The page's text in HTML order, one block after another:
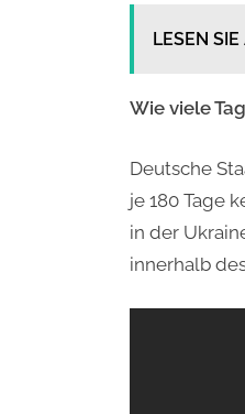
LESEN
Wie viele
Deutsche
je 180 Tage
in der
innerhalb